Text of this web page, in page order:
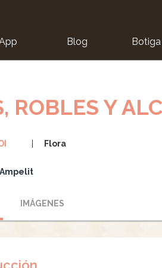
Blog Botiga
ROBLES Y
Flora
Ampelit
IMÁGENES